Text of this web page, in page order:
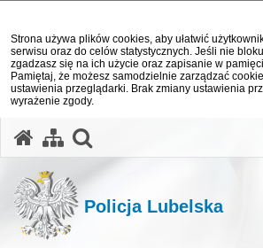
Strona używa plików cookies, aby ułatwić
serwisu oraz do celów statystycznych. Jeśli nie
zgadzasz się na ich użycie oraz zapisanie w
Pamiętaj, że możesz samodzielnie zarządzać
ustawienia przeglądarki. Brak zmiany ustawienia
wyrażenie zgody.
Policja Lubelska